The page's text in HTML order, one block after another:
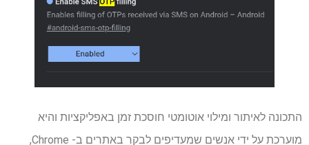
התכונה לאיתור ומילוי אוטומטי חוסכת זמן באפליקציות והיא
מוערכת על ידי אנשים שמעדיפים לבקר באתרים ב- Chrome,